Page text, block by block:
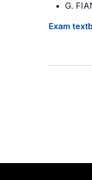
G.
Exam